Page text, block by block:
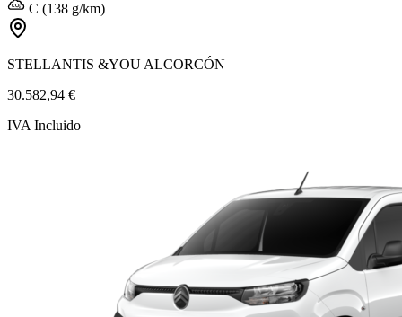
C (138 g/km)
STELLANTIS &YOU ALCORCÓN
30.582,94 €
IVA Incluido